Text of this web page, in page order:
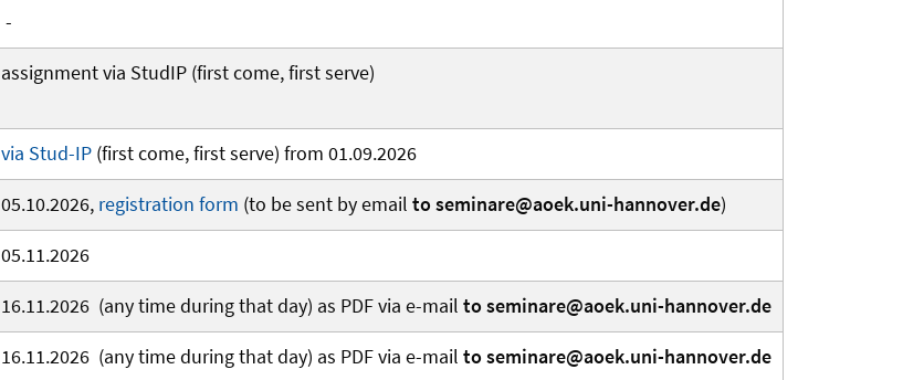
-
assignment via StudIP (first come, first serve)
via Stud-IP (first come, first serve) from 01.09.2026
05.10.2026, registration form (to be sent by email to seminare@aoek.uni-hannover.de)
05.11.2026
16.11.2026 (any time during that day) as PDF via e-mail to seminare@aoek.uni-hannover.de
16.11.2026 (any time during that day) as PDF via e-mail to seminare@aoek.uni-hannover.de